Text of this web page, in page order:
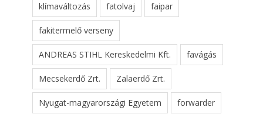
klímaváltozás fatolvaj faipar
fakitermelő verseny
ANDREAS STIHL Kereskedelmi Kft. favágás
Mecsekerdő Zrt. Zalaerdő Zrt.
Nyugat-magyarországi Egyetem forwarder